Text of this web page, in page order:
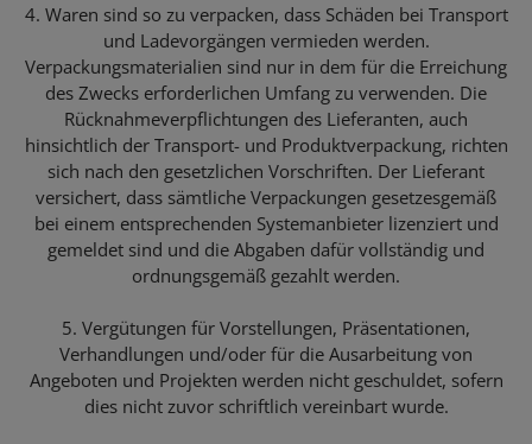
4. Waren sind so zu verpacken, dass Schäden bei Transport
und Ladevorgängen vermieden werden.
Verpackungsmaterialien sind nur in dem für die Erreichung
des Zwecks erforderlichen Umfang zu verwenden. Die
Rücknahmeverpflichtungen des Lieferanten, auch
hinsichtlich der Transport- und Produktverpackung, richten
sich nach den gesetzlichen Vorschriften. Der Lieferant
versichert, dass sämtliche Verpackungen gesetzesgemäß
bei einem entsprechenden Systemanbieter lizenziert und
gemeldet sind und die Abgaben dafür vollständig und
ordnungsgemäß gezahlt werden.
5. Vergütungen für Vorstellungen, Präsentationen,
Verhandlungen und/oder für die Ausarbeitung von
Angeboten und Projekten werden nicht geschuldet, sofern
dies nicht zuvor schriftlich vereinbart wurde.